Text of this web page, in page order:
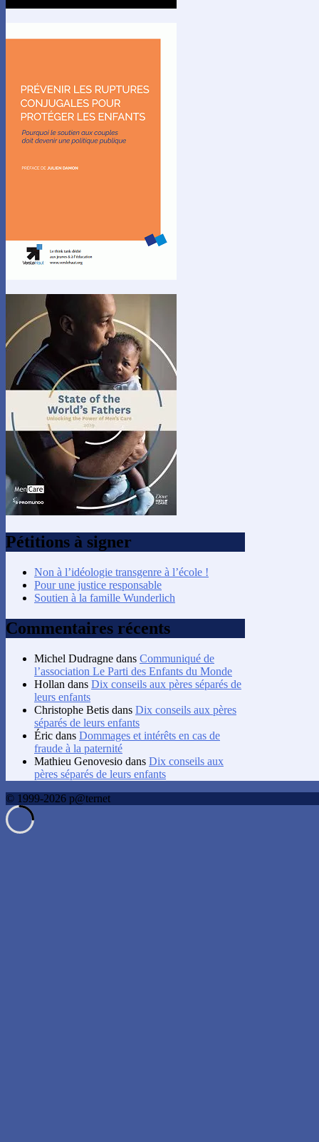
Pétitions à signer
Non à l’idéologie transgenre à l’école !
Pour une justice responsable
Soutien à la famille Wunderlich
Commentaires récents
Michel Dudragne dans Communiqué de
l’association Le Parti des Enfants du Monde
Hollan dans Dix conseils aux pères séparés de
leurs enfants
Christophe Betis dans Dix conseils aux pères
séparés de leurs enfants
Éric dans Dommages et intérêts en cas de
fraude à la paternité
Mathieu Genovesio dans Dix conseils aux
pères séparés de leurs enfants
© 1999-2026 p@ternet